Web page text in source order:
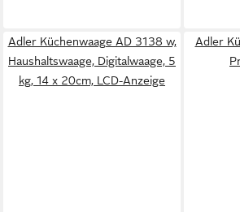
Adler Küchenwaage AD 3138 w,
Haushaltswaage, Digitalwaage, 5
kg, 14 x 20cm, LCD-Anzeige
Adler